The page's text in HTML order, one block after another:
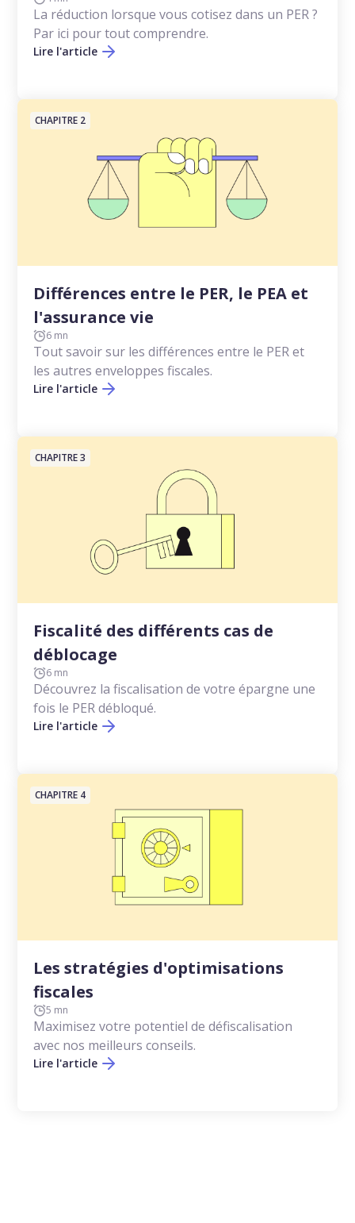
La réduction lorsque vous cotisez dans un PER ?
Par ici pour tout comprendre.
Lire l'article
CHAPITRE 2
Différences entre le PER, le PEA et
l'assurance vie
6 mn
Tout savoir sur les différences entre le PER et
les autres enveloppes fiscales.
Lire l'article
CHAPITRE 3
Fiscalité des différents cas de
déblocage
6 mn
Découvrez la fiscalisation de votre épargne une
fois le PER débloqué.
Lire l'article
CHAPITRE 4
Les stratégies d'optimisations
fiscales
5 mn
Maximisez votre potentiel de défiscalisation
avec nos meilleurs conseils.
Lire l'article